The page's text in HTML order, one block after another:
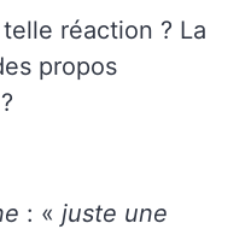
réaction ? La
propos
: « juste une